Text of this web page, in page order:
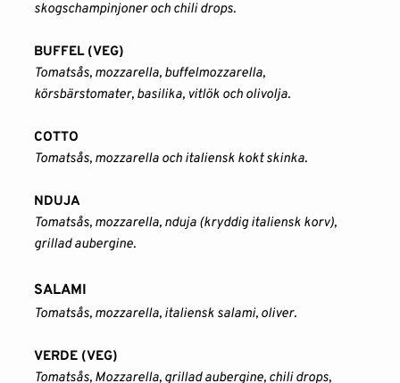
skogschampinjoner och chili drops.
BUFFEL (VEG)
Tomatsås, mozzarella, buffelmozzarella,
körsbärstomater, basilika, vitlök och olivolja.
COTTO
Tomatsås, mozzarella och italiensk kokt skinka.
NDUJA
Tomatsås, mozzarella, nduja (kryddig italiensk korv),
grillad aubergine.
SALAMI
Tomatsås, mozzarella, italiensk salami, oliver.
VERDE (VEG)
Tomatsås, Mozzarella, grillad aubergine, chili drops,